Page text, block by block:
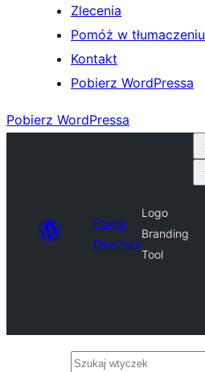
Zlecenia
Pomóż w tłumaczeniu
Kontakt
Pobierz WordPressa
Pobierz WordPressa
Plugin
Directory
Logo
Branding
Tool
Szukaj